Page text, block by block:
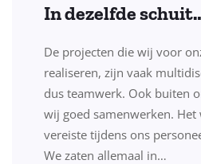
In dezelfde
De projecten die wij voor
realiseren, zijn vaak
dus teamwerk. Ook buiten
wij goed samenwerken. Het
vereiste tijdens ons
We zaten allemaal in…